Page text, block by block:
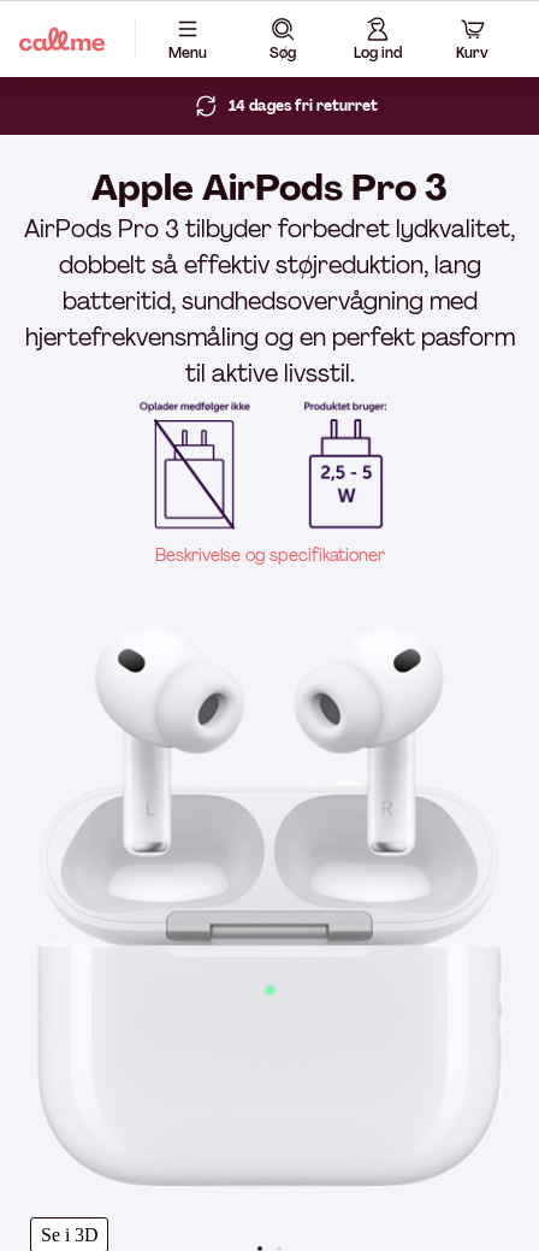
Menu Søg Log ind Kurv
14 dages fri returret
Se i 3D
Apple AirPods Pro 3
AirPods Pro 3 tilbyder forbedret lydkvalitet,
dobbelt så effektiv støjreduktion, lang
batteritid, sundhedsovervågning med
hjertefrekvensmåling og en perfekt pasform
til aktive livsstil.
Beskrivelse og specifikationer